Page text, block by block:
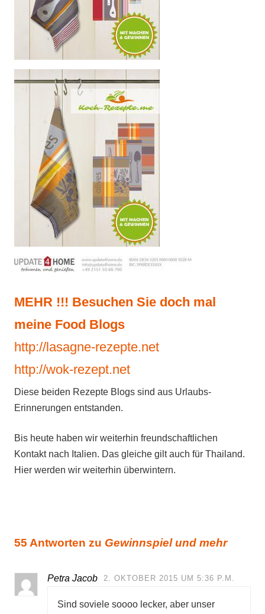
MEHR !!! Besuchen Sie doch mal
meine Food Blogs
http://lasagne-rezepte.net
http://wok-rezept.net
Diese beiden Rezepte Blogs sind aus Urlaubs-
Erinnerungen entstanden.
Bis heute haben wir weiterhin freundschaftlichen
Kontakt nach Italien. Das gleiche gilt auch für Thailand.
Hier werden wir weiterhin überwintern.
55 Antworten zu Gewinnspiel und mehr
Petra Jacob 2. OKTOBER 2015 UM 5:36 P.M.
Sind soviele soooo lecker, aber unser